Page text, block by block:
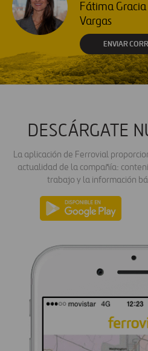
Fátima Gracia
Vargas
ENVIAR
DESCÁRGATE
La aplicación de Ferrovial
actualidad de la compañía:
trabajo y la información